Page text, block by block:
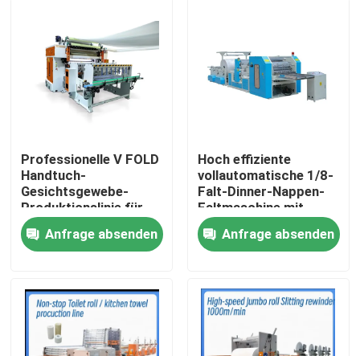
Zu Hause
Produkte
Werksbesichtigung
Professionelle V FOLD
Handtuch-
Gesichtsgewebe-
Produktionslinie für
Gewebeindustrie mit
automatischer
Übertragungseinheit
Anfrage absenden
Hoch effiziente
vollautomatische 1/8-
Falt-Dinner-Nappen-
Faltmaschine mit
Vakuumpumpe
Anfrage absenden